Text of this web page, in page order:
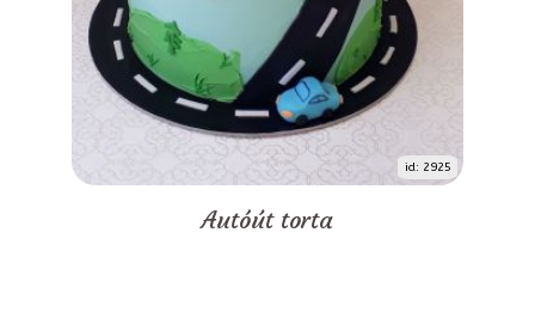
id: 2925
Autóút torta